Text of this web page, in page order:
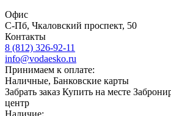
Офис
С-Пб, Чкаловский проспект, 50
Контакты
8 (812) 326-92-11
info@vodaesko.ru
Принимаем к оплате:
Наличные, Банковские карты
Забрать заказ Купить на месте
центр